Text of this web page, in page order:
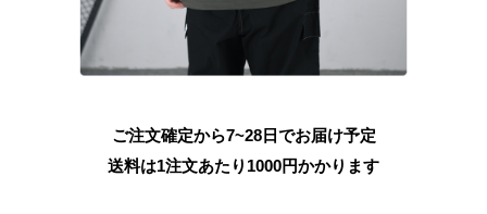
ご注文確定から7~28日でお届け予定
送料は1注文あたり 1000円かかります